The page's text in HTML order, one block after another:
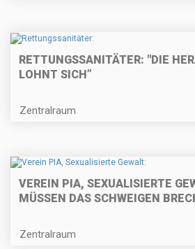
RETTUNGSSANITÄTER: "DIE
LOHNT SICH”
Zentralraum
VEREIN PIA, SEXUALISIERTE
MÜSSEN DAS SCHWEIGEN
Zentralraum